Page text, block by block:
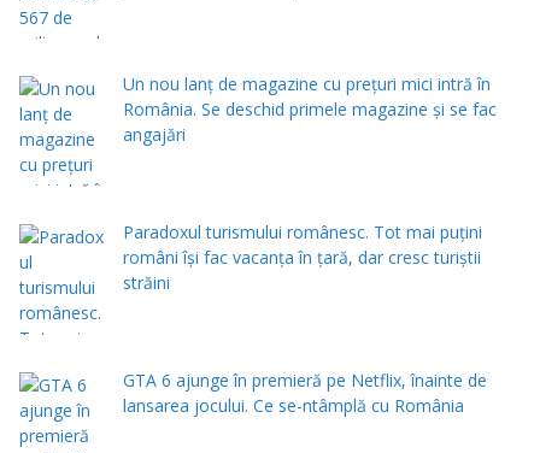
Un nou lanț de magazine cu prețuri mici intră în
România. Se deschid primele magazine și se fac
angajări
Paradoxul turismului românesc. Tot mai puțini
români își fac vacanța în țară, dar cresc turiștii
străini
GTA 6 ajunge în premieră pe Netflix, înainte de
lansarea jocului. Ce se-ntâmplă cu România